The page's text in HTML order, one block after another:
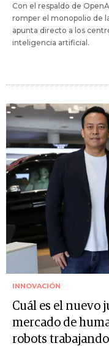
Con el respaldo de
romper el monopolio de
apunta directo a los
inteligencia artificial.
INNOVACIÓN
Cuál es el nuevo
mercado de
robots